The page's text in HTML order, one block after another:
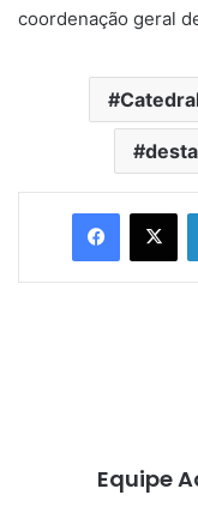
coordenação geral
Equipe